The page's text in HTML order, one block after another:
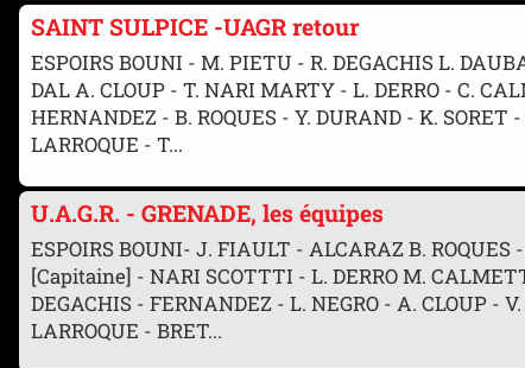
SAINT SULPICE -UAGR retour
ESPOIRS BOUNI - M. PIETU - R. DEGACHIS L.
DAL A. CLOUP - T. NARI MARTY - L. DERRO - C.
HERNANDEZ - B. ROQUES - Y. DURAND - K.
LARROQUE - T...
U.A.G.R. - GRENADE, les équipes
ESPOIRS BOUNI- J. FIAULT - ALCARAZ B.
[Capitaine] - NARI SCOTTTI - L. DERRO M.
DEGACHIS - FERNANDEZ - L. NEGRO - A. CLOUP -
LARROQUE - BRET...